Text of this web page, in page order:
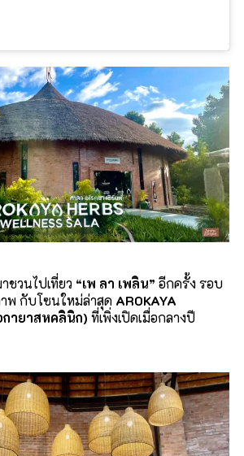
ชวนไปเที่ยว “เพ ลา เพลิน” อีกครั้ง รอบ
พ กับโซนใหม่ล่าสุด AROKAYA
กายาสหคลินิก) ที่เพิ่งเปิดเมื่อกลางปี